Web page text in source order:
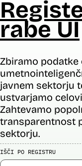
rabe UI
Zbiramo podatke
javnem sektorju
ustvarjamo
Zahtevamo
transparentnost
sektorju.
IŠČI PO REGISTRU